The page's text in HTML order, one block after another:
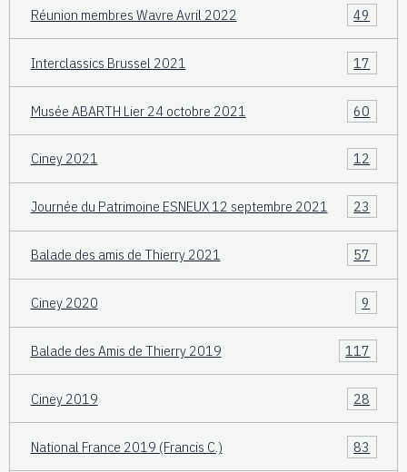
Réunion membres Wavre Avril 2022 49
Interclassics Brussel 2021 17
Musée ABARTH Lier 24 octobre 2021 60
Ciney 2021 12
Journée du Patrimoine ESNEUX 12 septembre 2021 23
Balade des amis de Thierry 2021 57
Ciney 2020 9
Balade des Amis de Thierry 2019 117
Ciney 2019 28
National France 2019 (Francis C.) 83